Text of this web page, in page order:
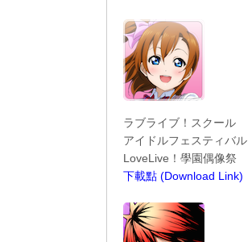
ラブライブ！スクール
アイドルフェスティバル
LoveLive！學園偶像祭
下載點 (Download Link)